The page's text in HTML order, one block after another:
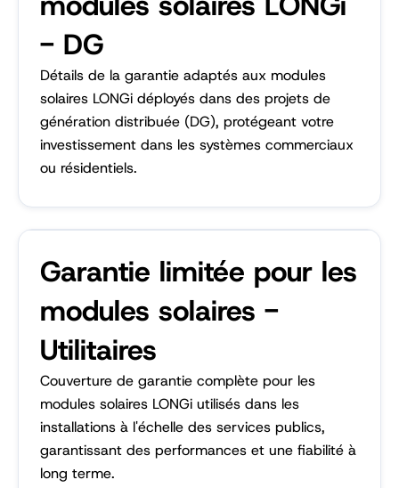
- DG
Détails de la garantie adaptés aux modules
solaires LONGi déployés dans des projets de
génération distribuée (DG), protégeant votre
investissement dans les systèmes commerciaux
ou résidentiels.
Garantie limitée pour les
modules solaires -
Utilitaires
Couverture de garantie complète pour les
modules solaires LONGi utilisés dans les
installations à l'échelle des services publics,
garantissant des performances et une fiabilité à
long terme.